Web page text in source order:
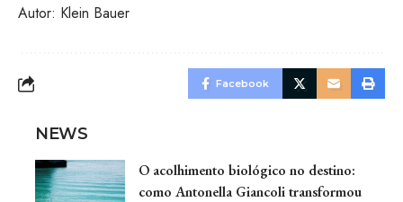
Autor: Klein Bauer
Facebook
NEWS
O acolhimento biológico no destino:
como Antonella Giancoli transformou